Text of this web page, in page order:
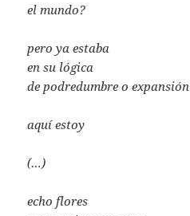
el mundo?
pero ya estaba
en su lógica
de podredumbre o expansión
aquí estoy
(…)
echo flores